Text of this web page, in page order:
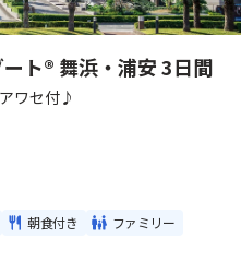
ト® 舞浜・浦安 3日間
ワセ付♪
朝食付き
ファミリー